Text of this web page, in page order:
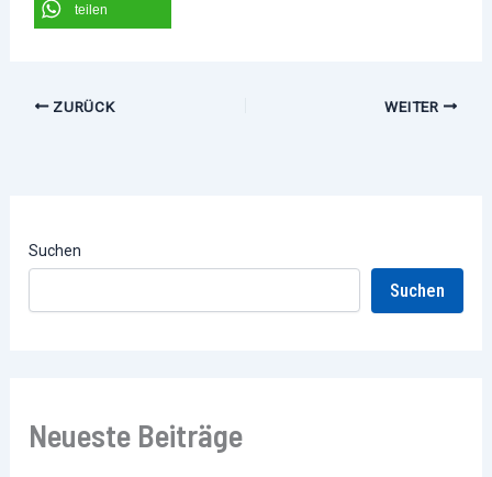
teilen
ZURÜCK WEITER
Suchen
Suchen
Neueste Beiträge